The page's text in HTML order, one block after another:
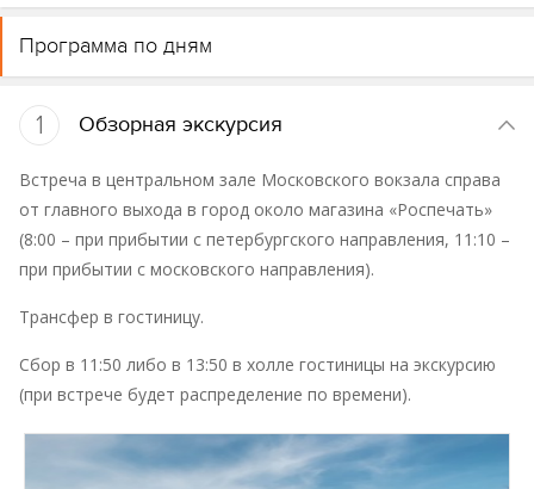
Программа по дням
1 Обзорная экскурсия
Встреча в центральном зале Московского вокзала справа
от главного выхода в город около магазина «Роспечать»
(8:00 – при прибытии с петербургского направления, 11:10 –
при прибытии с московского направления).
Трансфер в гостиницу.
Сбор в 11:50 либо в 13:50 в холле гостиницы на экскурсию
(при встрече будет распределение по времени).